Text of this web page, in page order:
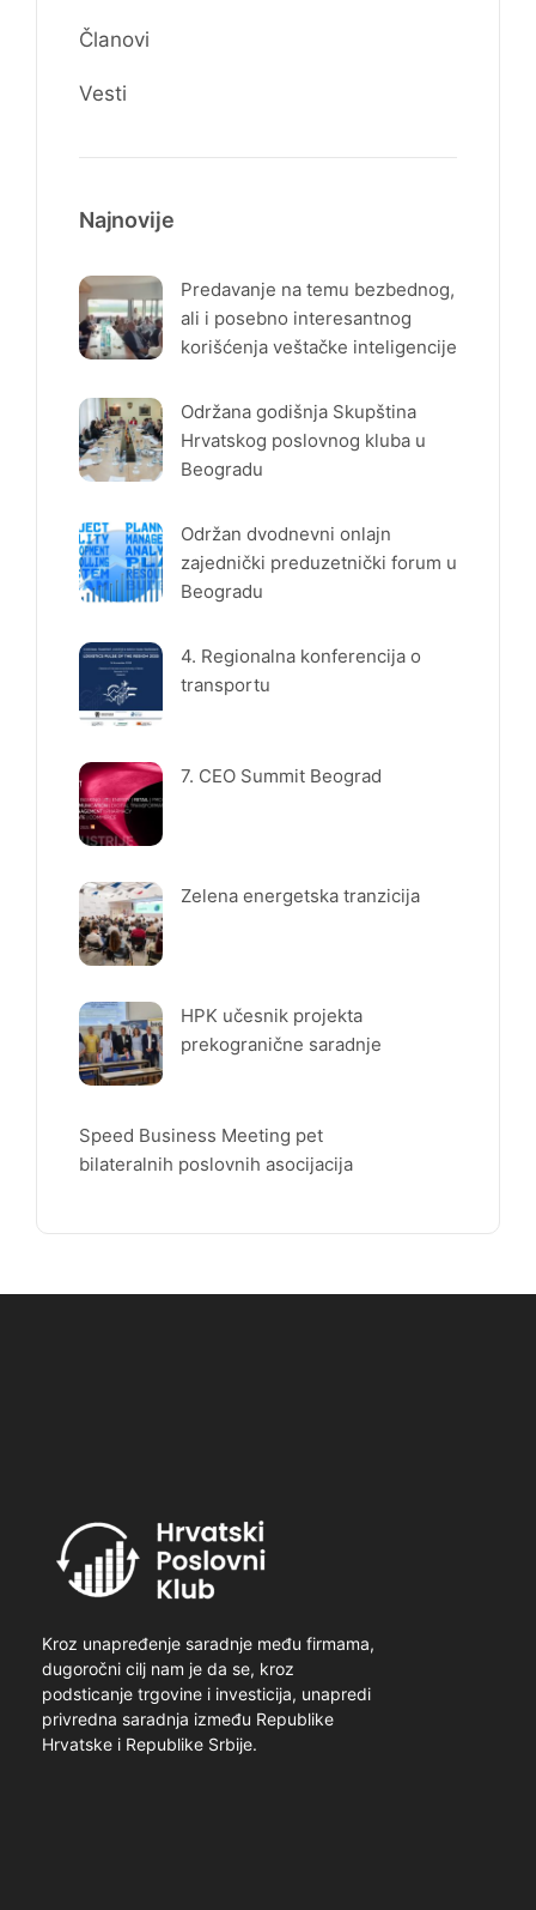
Članovi
Vesti
Najnovije
Predavanje na temu bezbednog,
ali i posebno interesantnog
korišćenja veštačke inteligencije
Održana godišnja Skupština
Hrvatskog poslovnog kluba u
Beogradu
Održan dvodnevni onlajn
zajednički preduzetnički forum u
Beogradu
4. Regionalna konferencija o
transportu
7. CEO Summit Beograd
Zelena energetska tranzicija
HPK učesnik projekta
prekogranične saradnje
Speed Business Meeting pet
bilateralnih poslovnih asocijacija
Kroz unapređenje saradnje među firmama,
dugoročni cilj nam je da se, kroz
podsticanje trgovine i investicija, unapredi
privredna saradnja između Republike
Hrvatske i Republike Srbije.